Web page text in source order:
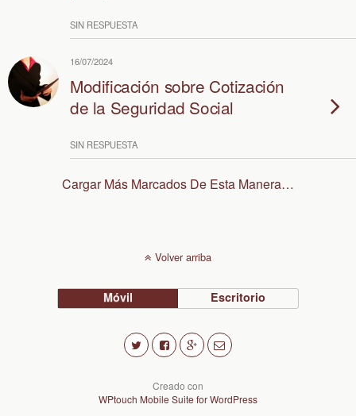
SIN RESPUESTA
16/07/2024
Modificación sobre Cotización
de la Seguridad Social
SIN RESPUESTA
Cargar Más Marcados De Esta Manera…
Volver arriba
Móvil Escritorio
Creado con
WPtouch Mobile Suite for WordPress